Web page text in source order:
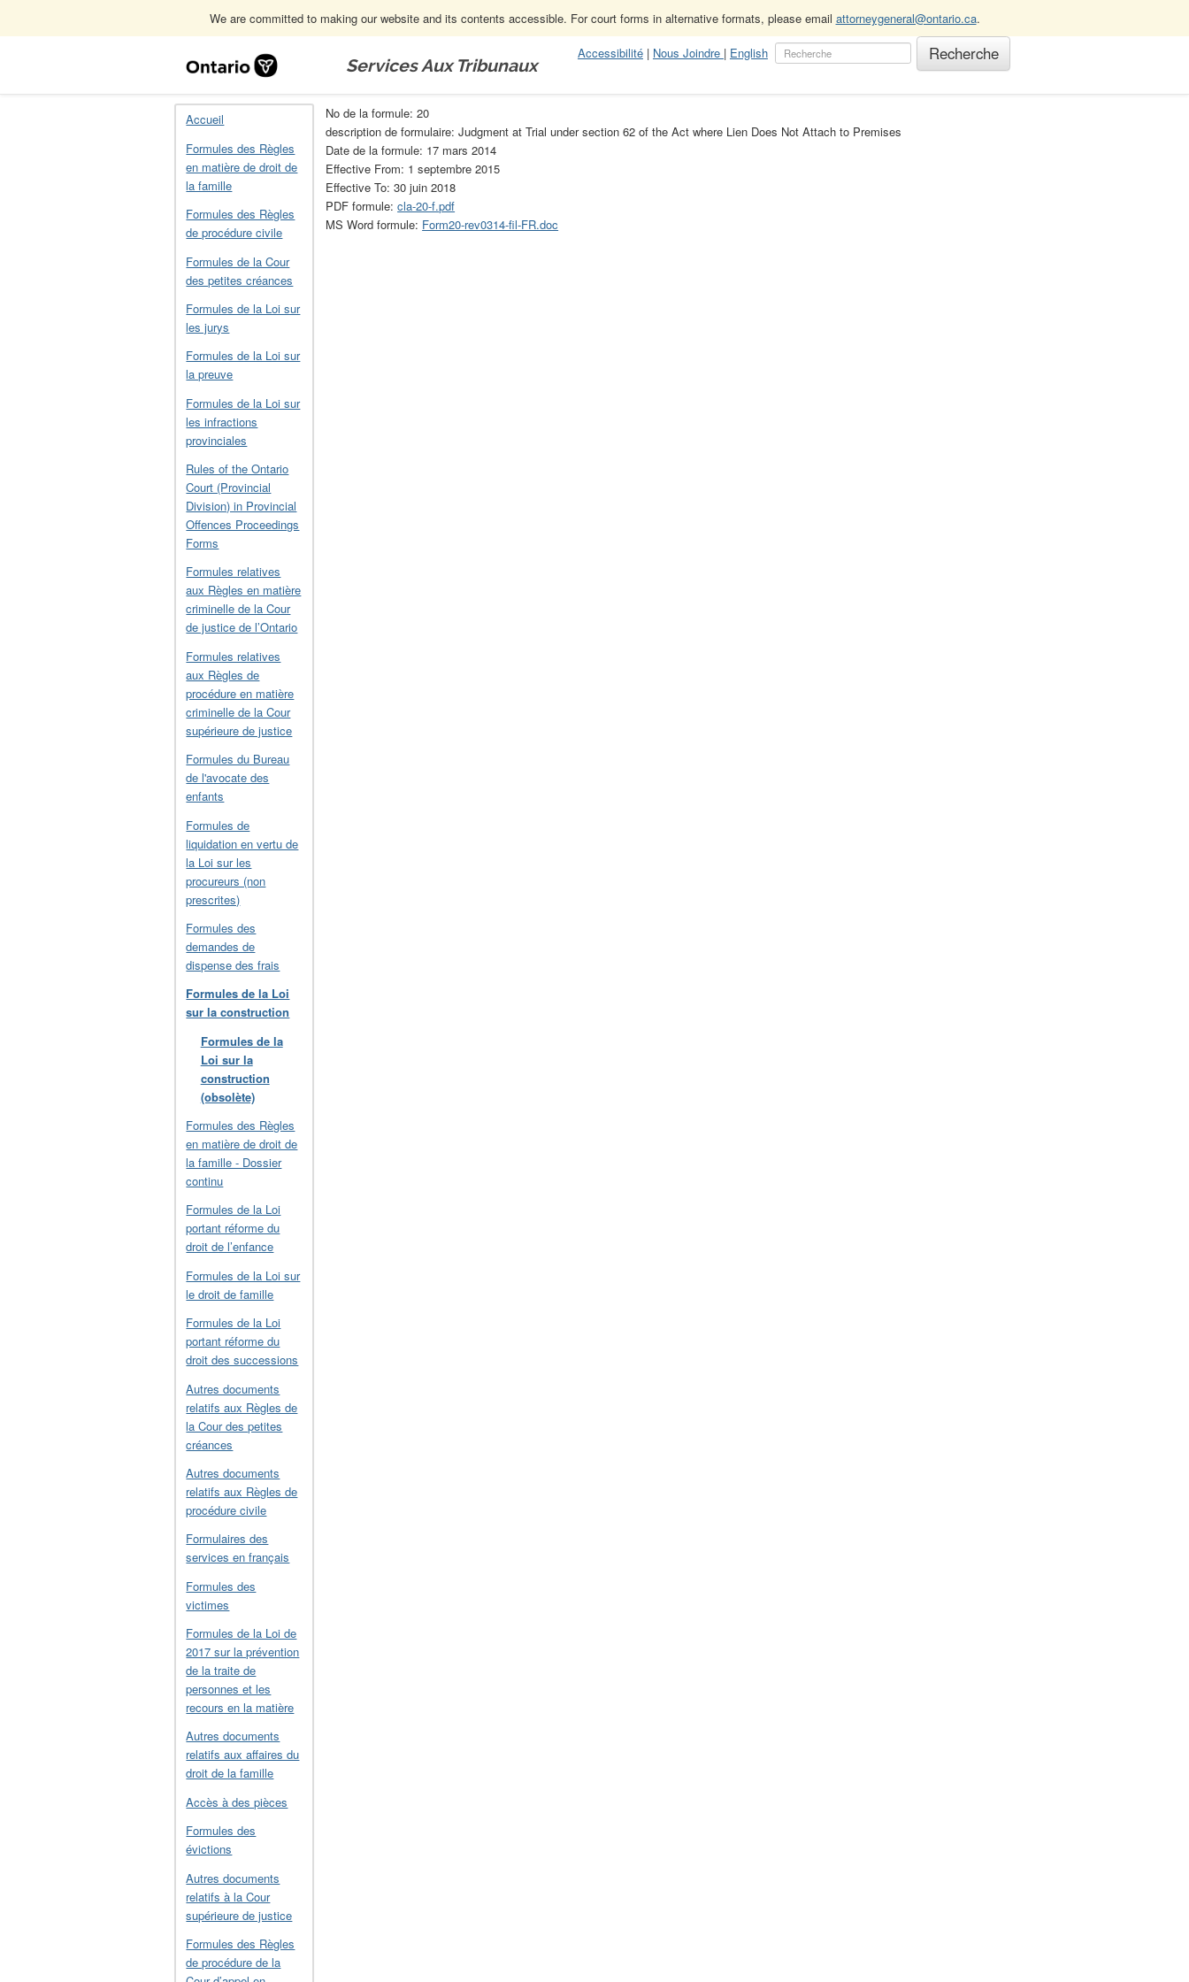
We are committed to making our website and its contents accessible. For court forms in alternative formats, please email attorneygeneral@ontario.ca.
Navigation
Services Aux Tribunaux
Accessibilité| Nous Joindre | English
Accueil
Formules de la Loi sur la construction Formules de la Loi sur la construction (obsolète)
Accueil
Formules des Règles
en matière de droit de
la famille
Formules des Règles
de procédure civile
Formules de la Cour
des petites créances
Formules de la Loi sur
les jurys
Formules de la Loi sur
la preuve
Formules de la Loi sur
les infractions
provinciales
Rules of the Ontario
Court (Provincial
Division) in Provincial
Offences Proceedings
Forms
Formules relatives
aux Règles en matière
criminelle de la Cour
de justice de l’Ontario
Formules relatives
aux Règles de
procédure en matière
criminelle de la Cour
supérieure de justice
Formules du Bureau
de l'avocate des
enfants
Formules de
liquidation en vertu de
la Loi sur les
procureurs (non
prescrites)
Formules des
demandes de
dispense des frais
Formules de la Loi
sur la construction
Formules de la
Loi sur la
construction
(obsolète)
Formules des Règles
en matière de droit de
la famille - Dossier
continu
Formules de la Loi
portant réforme du
droit de l’enfance
Formules de la Loi sur
le droit de famille
Formules de la Loi
portant réforme du
droit des successions
Autres documents
relatifs aux Règles de
la Cour des petites
créances
Autres documents
relatifs aux Règles de
procédure civile
Formulaires des
services en français
Formules des
victimes
Formules de la Loi de
2017 sur la prévention
de la traite de
personnes et les
recours en la matière
Autres documents
relatifs aux affaires du
droit de la famille
Accès à des pièces
Formules des
évictions
Autres documents
relatifs à la Cour
supérieure de justice
Formules des Règles
de procédure de la
No de la formule: 20
description de formulaire: Judgment at Trial under section 62 of the Act where Lien Does Not Attach to Premises
Date de la formule: 17 mars 2014
Effective From: 1 septembre 2015
Effective To: 30 juin 2018
PDF formule:cla-20-f.pdf
MS Word formule: Form20-rev0314-fil-FR.doc